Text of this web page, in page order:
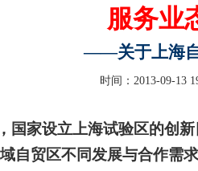
服务业
——关于上海
时间： 2013-09-13
国家设立上海试验区的创
自贸区不同发展与合作需